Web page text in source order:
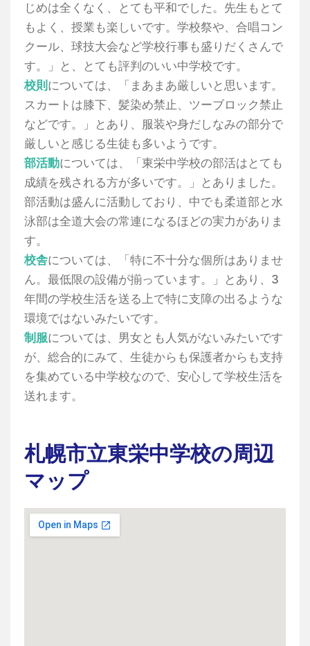
じめは全くなく、とても平和でした。先生もとて
もよく、授業も楽しいです。学校祭や、合唱コン
クール、球技大会など学校行事も盛りだくさんで
す。」と、とても評判のいい中学校です。
校則 については、「まあまあ厳しいと思います。
スカートは膝下、髪染め禁止、ツーブロック禁止
などです。」とあり、服装や身だしなみの部分で
厳しいと感じる生徒も多いようです。
部活動については、「東栄中学校の部活はとても
成績を残される方が多いです。」とありました。
部活動は盛んに活動しており、中でも柔道部と水
泳部は全道大会の常連になるほどの実力がありま
す。
校舎については、「特に不十分な個所はありませ
ん。最低限の設備が揃っています。」とあり、3
年間の学校生活を送る上で特に支障の出るような
環境ではないみたいです。
制服については、男女とも人気がないみたいです
が、総合的にみて、生徒からも保護者からも支持
を集めている中学校なので、安心して学校生活を
送れます。
札幌市立東栄中学校の周辺
マップ